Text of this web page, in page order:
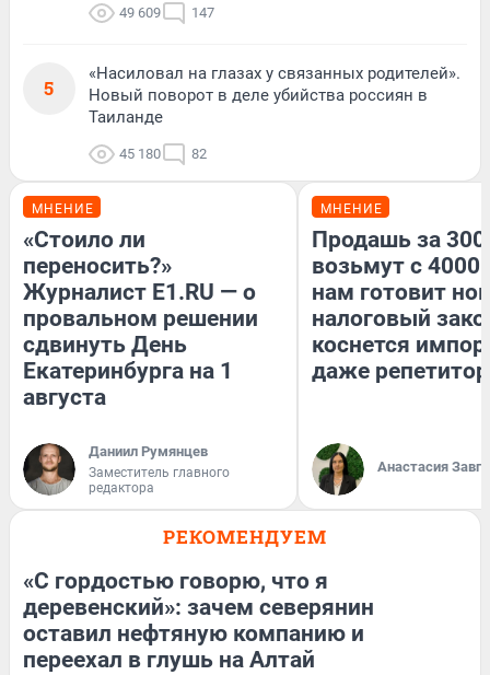
49 609 147
5
«Насиловал на глазах у связанных родителей».
Новый поворот в деле убийства россиян в
Таиланде
45 180 82
МНЕНИЕ
«Стоило ли
переносить?»
Журналист E1.RU — о
провальном решении
сдвинуть День
Екатеринбурга на 1
августа
Даниил Румянцев
Заместитель главного
редактора
МНЕНИЕ
Продашь за
возьмут с
нам готовит
налоговый
коснется
даже
Анастасия
РЕКОМЕНДУЕМ
«С гордостью говорю, что я
деревенский»: зачем северянин
оставил нефтяную компанию и
переехал в глушь на Алтай